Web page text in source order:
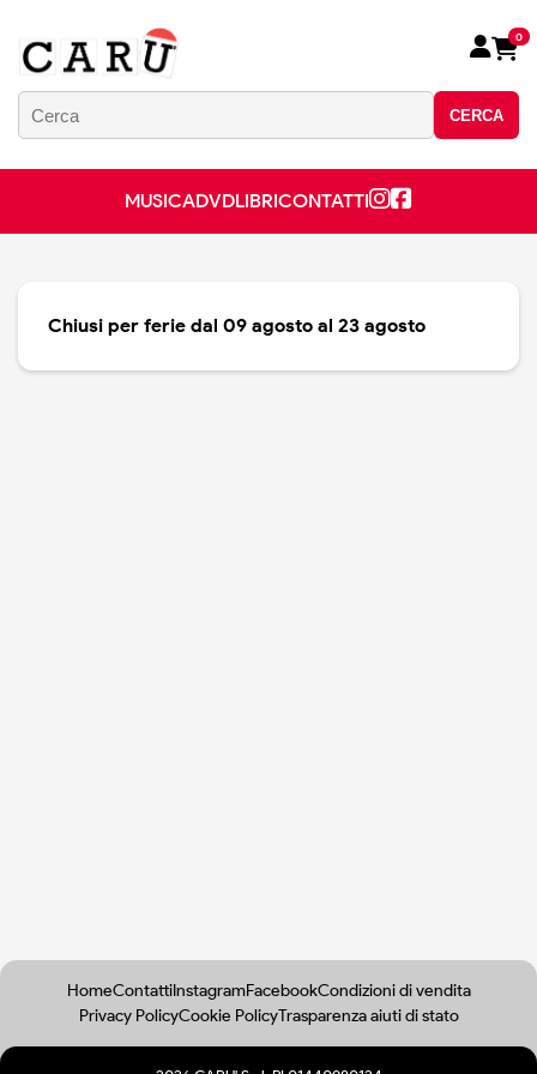
CERCA
0
MUSICADVDLIBRICONTATTI
Chiusi per ferie dal 09 agosto al 23 agosto
HomeContattiInstagramFacebookCondizioni di vendita
Privacy PolicyCookie PolicyTrasparenza aiuti di stato